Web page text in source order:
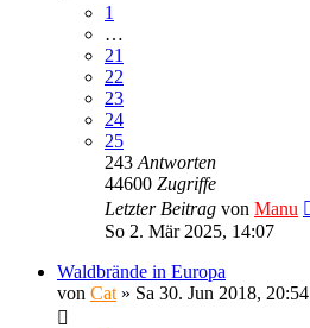
1
…
21
22
23
24
25
243 Antworten
44600 Zugriffe
Letzter Beitrag von Manu
So 2. Mär 2025, 14:07
Waldbrände in Europa
von Cat » Sa 30. Jun 2018, 20:54